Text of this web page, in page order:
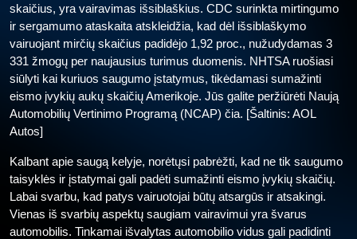
skaičius, yra vairavimas išsiblaškius. CDC surinkta mirtingumo
ir sergamumo ataskaita atskleidžia, kad dėl išsiblaškymo
vairuojant mirčių skaičius padidėjo 1,92 proc., nužudydamas 3
331 žmogų per naujausius turimus duomenis. NHTSA ruošiasi
siūlyti kai kuriuos saugumo įstatymus, tikėdamasi sumažinti
eismo įvykių aukų skaičių Amerikoje. Jūs galite peržiūrėti Naują
Automobilių Vertinimo Programą (NCAP) čia. [Šaltinis: AOL
Autos]
Kalbant apie saugą kelyje, norėtųsi pabrėžti, kad ne tik saugumo
taisyklės ir įstatymai gali padėti sumažinti eismo įvykių skaičių.
Labai svarbu, kad patys vairuotojai būtų atsargūs ir atsakingi.
Vienas iš svarbių aspektų saugiam vairavimui yra švarus
automobilis. Tinkamai išvalytas automobilio vidus gali padidinti